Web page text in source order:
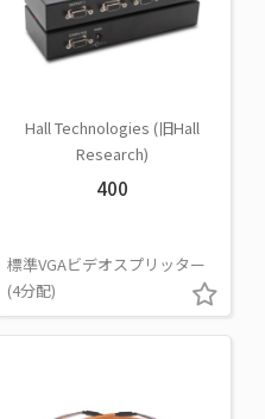
Hall Technologies (旧Hall
Research)
400
標準VGAビデオスプリッター
(4分配)